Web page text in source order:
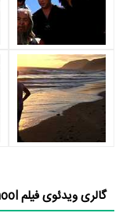
گرفتن از این تعداد
بررسی کرد آیاCannon
از دیگر بازیگران فیلم American High School می‌توان به
گالری ویدئوی فیلم American High School